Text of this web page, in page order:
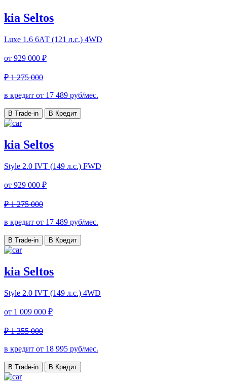
kia Seltos
Luxe 1.6 6АТ (121 л.с.) 4WD
от 929 000 ₽
₽ 1 275 000
в кредит от 17 489 руб/мес.
В Trade-in В Кредит
kia Seltos
Style 2.0 IVT (149 л.с.) FWD
от 929 000 ₽
₽ 1 275 000
в кредит от 17 489 руб/мес.
В Trade-in В Кредит
kia Seltos
Style 2.0 IVT (149 л.с.) 4WD
от 1 009 000 ₽
₽ 1 355 000
в кредит от 18 995 руб/мес.
В Trade-in В Кредит